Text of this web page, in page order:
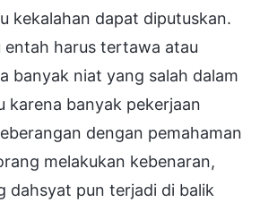
kekalahan dapat diputuskan.
harus tertawa atau
banyak niat yang salah dalam
karena banyak pekerjaan
dengan pemahaman
melakukan kebenaran,
dahsyat pun terjadi di balik